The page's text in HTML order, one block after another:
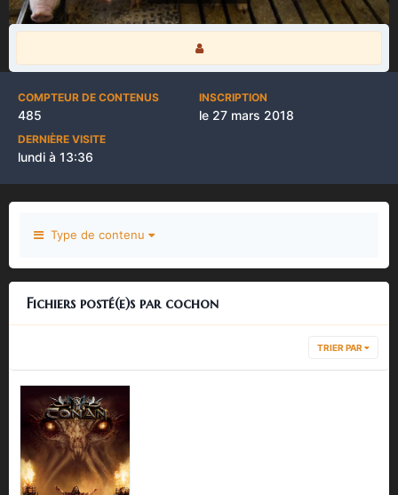
COMPTEUR DE CONTENUS
485
INSCRIPTION
le 27 mars 2018
DERNIÈRE VISITE
lundi à 13:36
Type de contenu
Fichiers posté(e)s par cochon
TRIER PAR